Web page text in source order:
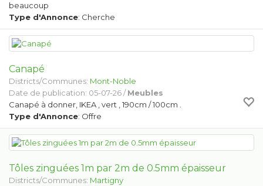
beaucoup
Type d'Annonce: Cherche
Canapé
Districts/Communes: Mont-Noble
Date de publication: 05-07-26 /Meubles
Canapé à donner, IKEA , vert , 190cm / 100cm .
Type d'Annonce: Offre
Tôles zinguées 1m par 2m de 0.5mm épaisseur
Districts/Communes: Martigny